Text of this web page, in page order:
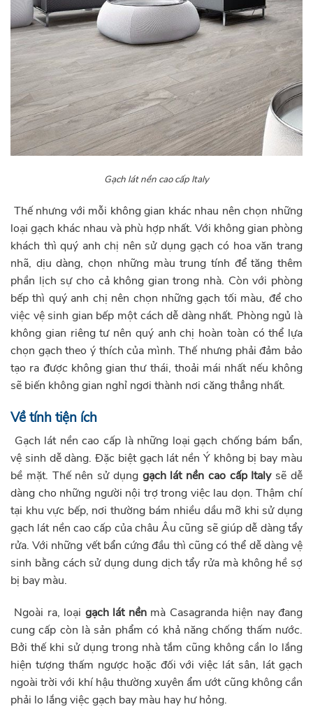
Gạch lát nền cao cấp Italy
Thế nhưng với mỗi không gian khác nhau nên chọn những
loại gạch khác nhau và phù hợp nhất. Với không gian phòng
khách thì quý anh chị nên sử dụng gạch có hoa văn trang
nhã, dịu dàng, chọn những màu trung tính để tăng thêm
phần lịch sự cho cả không gian trong nhà. Còn với phòng
bếp thì quý anh chị nên chọn những gạch tối màu, để cho
việc vệ sinh gian bếp một cách dễ dàng nhất. Phòng ngủ là
không gian riêng tư nên quý anh chị hoàn toàn có thể lựa
chọn gạch theo ý thích của mình. Thế nhưng phải đảm bảo
tạo ra được không gian thư thái, thoải mái nhất nếu không
sẽ biến không gian nghỉ ngơi thành nơi căng thẳng nhất.
Về tính tiện ích
Gạch lát nền cao cấp là những loại gạch chống bám bẩn,
vệ sinh dễ dàng. Đặc biệt gạch lát nền Ý không bị bay màu
bề mặt. Thế nên sử dụng gạch lát nền cao cấp Italysẽ dễ
dàng cho những người nội trợ trong việc lau dọn. Thậm chí
tại khu vực bếp, nơi thường bám nhiều dầu mỡ khi sử dụng
gạch lát nền cao cấp của châu Âu cũng sẽ giúp dễ dàng tẩy
rửa. Với những vết bẩn cứng đầu thì cũng có thể dễ dàng vệ
sinh bằng cách sử dụng dung dịch tẩy rửa mà không hề sợ
bị bay màu.
Ngoài ra, loại gạch lát nềnmà Casagranda hiện nay đang
cung cấp còn là sản phẩm có khả năng chống thấm nước.
Bởi thế khi sử dụng trong nhà tắm cũng không cần lo lắng
hiện tượng thấm ngược hoặc đối với việc lát sân, lát gạch
ngoài trời với khí hậu thường xuyên ẩm ướt cũng không cần
phải lo lắng việc gạch bay màu hay hư hỏng.